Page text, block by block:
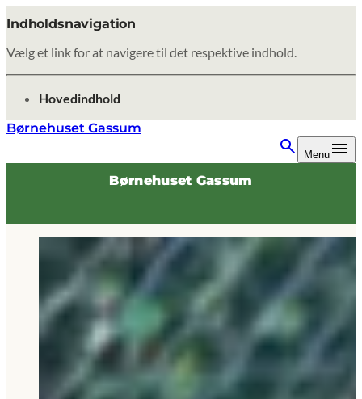
Indholdsnavigation
Vælg et link for at navigere til det respektive indhold.
gå til
Hovedindhold
Børnehuset Gassum
Menu
Børnehuset Gassum